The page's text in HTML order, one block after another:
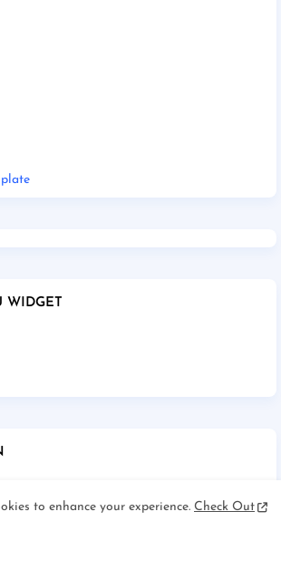
to enhance your experience. Check Out